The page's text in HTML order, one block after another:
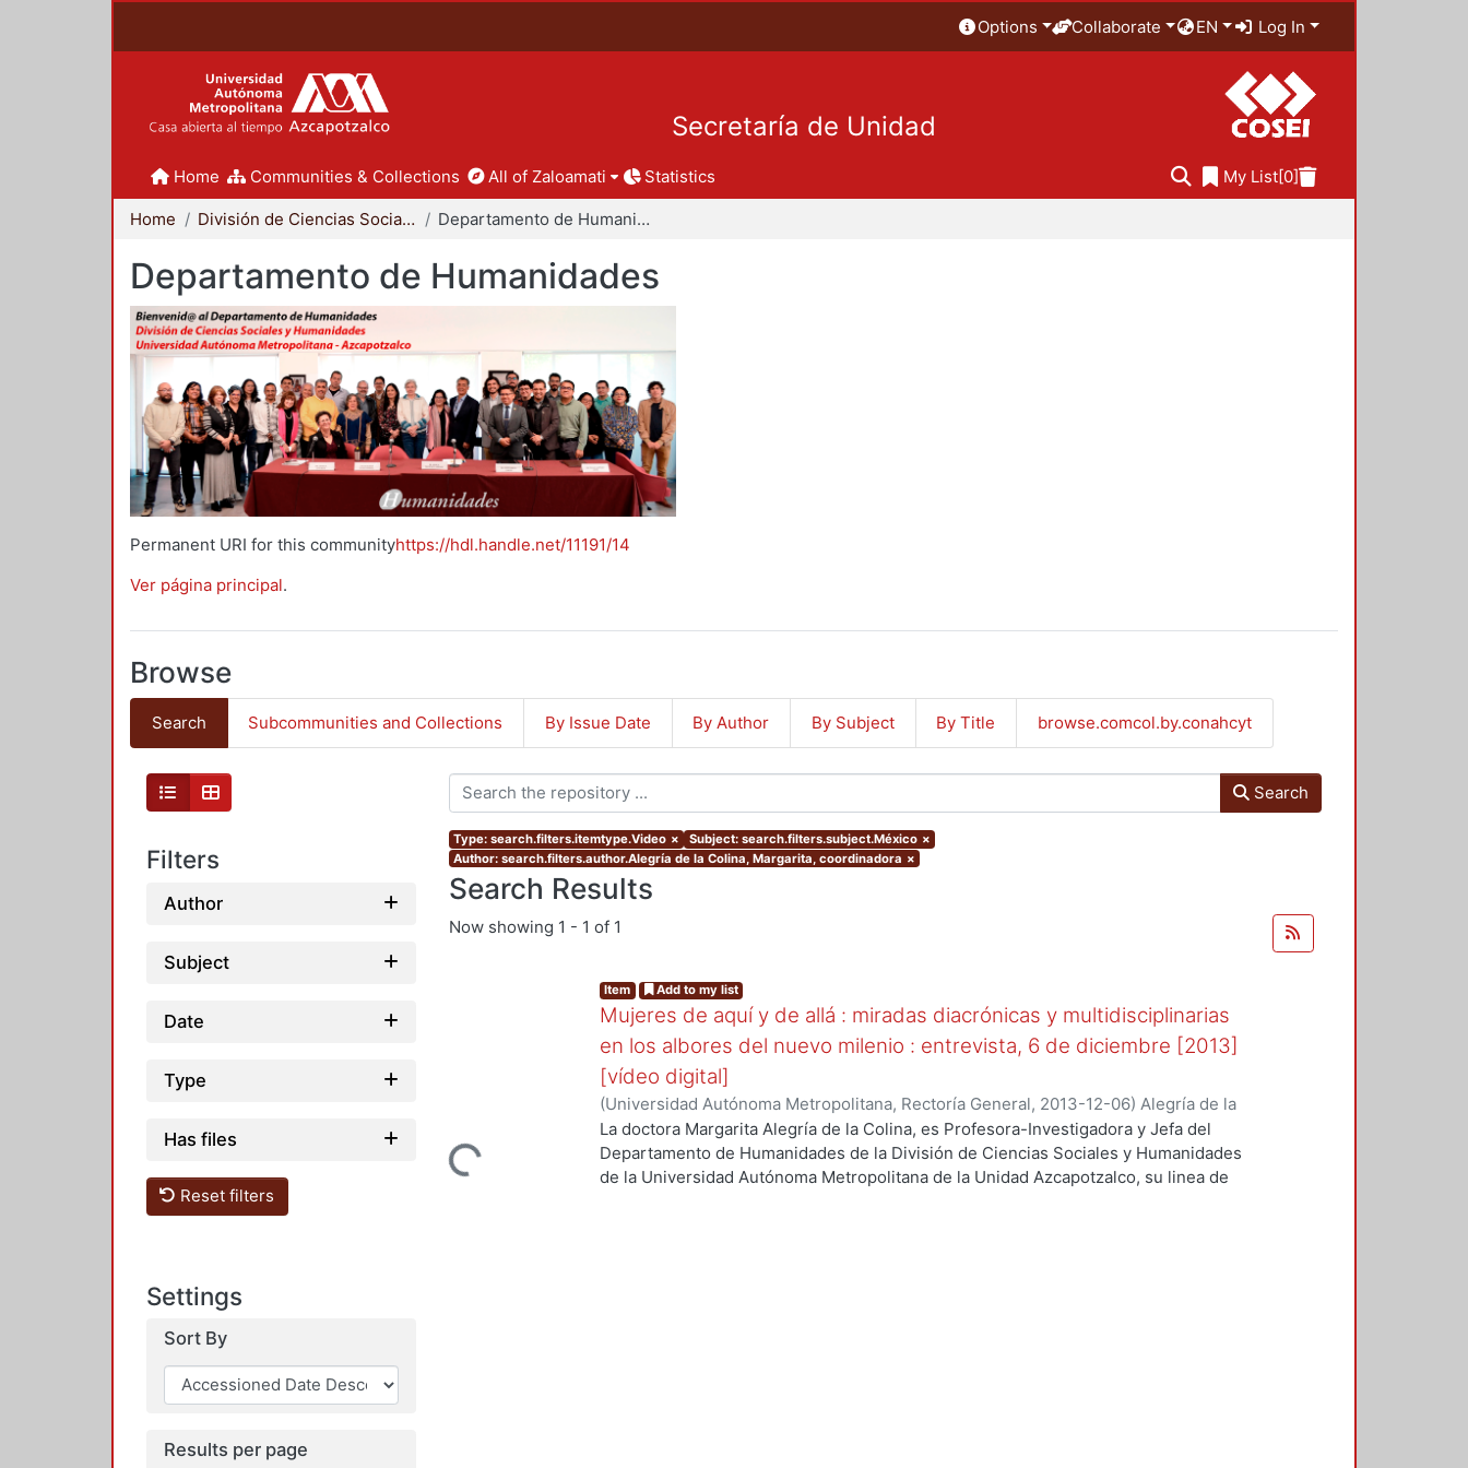
Options Collaborate EN Log In
Secretaría de Unidad
Home Communities & Collections All of Zaloamati Statistics My List[0]
Home División de Ciencias Sociales y Humanidades Departamento de Humanidades
Departamento de Humanidades
Permanent URI for this communityhttps://hdl.handle.net/11191/14
Ver página principal.
Browse
Search Subcommunities and Collections By Issue Date By Author By Subject By Title browse.comcol.by.conahcyt
Filters
Author
Subject
Date
Type
Has files
Reset filters
Settings
Sort By
Results per page
Search
Type: search.filters.itemtype.Video × Subject: search.filters.subject.México ×
Author: search.filters.author.Alegría de la Colina, Margarita, coordinadora ×
Search Results
Now showing 1 - 1 of 1
Loading...
Item Add to my list
Mujeres de aquí y de allá : miradas diacrónicas y multidisciplinarias
en los albores del nuevo milenio : entrevista, 6 de diciembre [2013]
[vídeo digital]
(Universidad Autónoma Metropolitana, Rectoría General, 2013-12-06) Alegría de la
Colina, Margarita, coordinadora
La doctora Margarita Alegría de la Colina, es Profesora-Investigadora y Jefa del
Departamento de Humanidades de la División de Ciencias Sociales y Humanidades
de la Universidad Autónoma Metropolitana de la Unidad Azcapotzalco, su linea de